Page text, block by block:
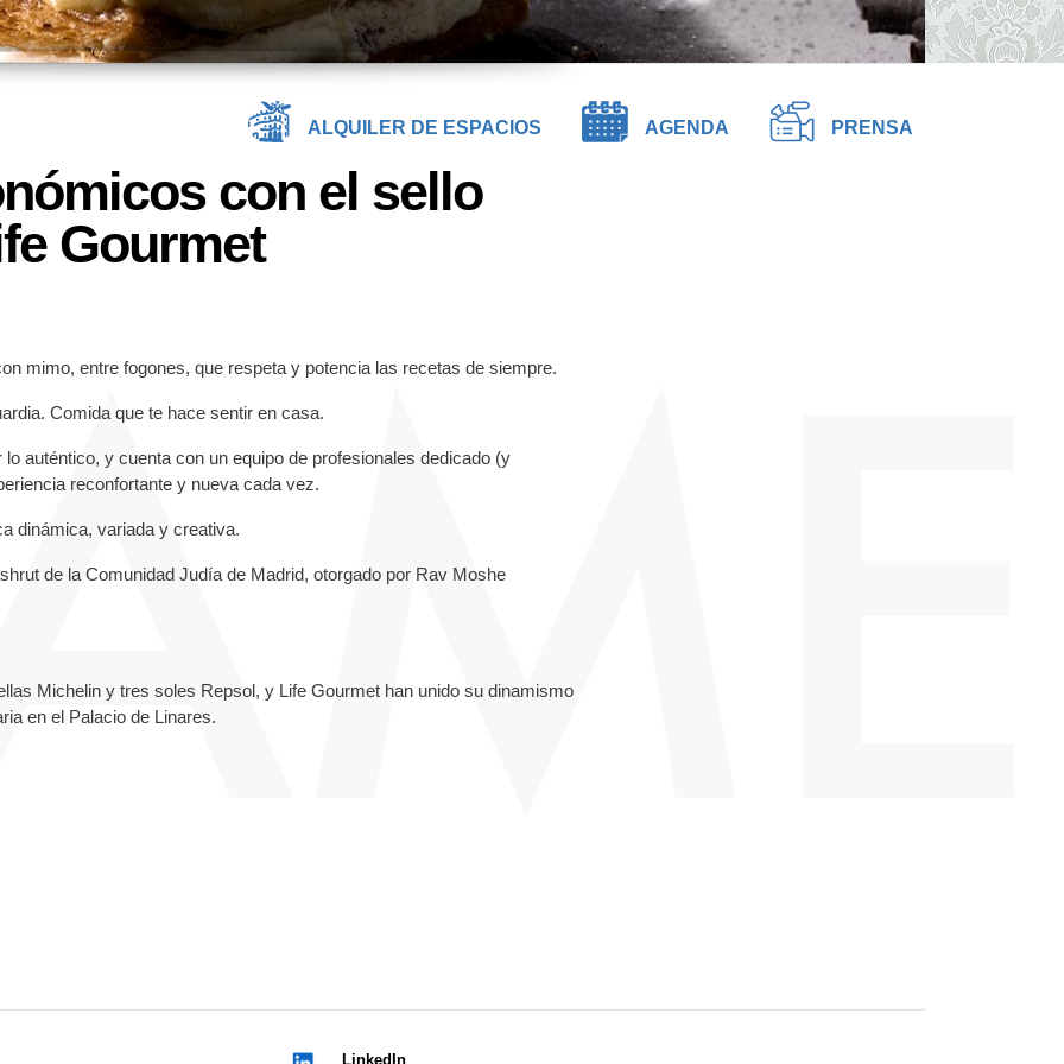
ALQUILER DE ESPACIOS AGENDA PRENSA
con el sello
Gourmet
mimo, entre fogones, que respeta y potencia las recetas de siempre.
Comida que te hace sentir en casa.
auténtico, y cuenta con un equipo de profesionales dedicado (y
reconfortante y nueva cada vez.
dinámica, variada y creativa.
de la Comunidad Judía de Madrid, otorgado por Rav Moshe
Michelin y tres soles Repsol, y Life Gourmet han unido su dinamismo
en el Palacio de Linares.
LinkedIn